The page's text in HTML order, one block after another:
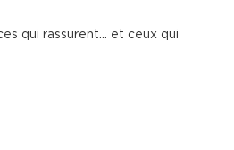
qui rassurent… et ceux qui